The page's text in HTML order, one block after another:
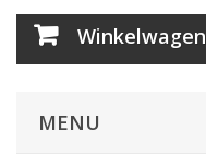
Winkelwagen
MENU